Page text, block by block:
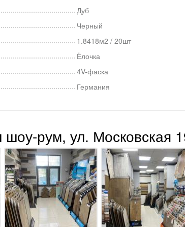
Дуб
Черный
1.8418м2 / 20шт
Ёлочка
4V-фаска
Германия
рум, ул. Московская